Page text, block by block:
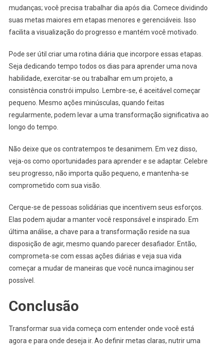
mudanças; você precisa trabalhar dia após dia. Comece dividindo
suas metas maiores em etapas menores e gerenciáveis. Isso
facilita a visualização do progresso e mantém você motivado.
Pode ser útil criar uma rotina diária que incorpore essas etapas.
Seja dedicando tempo todos os dias para aprender uma nova
habilidade, exercitar-se ou trabalhar em um projeto, a
consistência constrói impulso. Lembre-se, é aceitável começar
pequeno. Mesmo ações minúsculas, quando feitas
regularmente, podem levar a uma transformação significativa ao
longo do tempo.
Não deixe que os contratempos te desanimem. Em vez disso,
veja-os como oportunidades para aprender e se adaptar. Celebre
seu progresso, não importa quão pequeno, e mantenha-se
comprometido com sua visão.
Cerque-se de pessoas solidárias que incentivem seus esforços.
Elas podem ajudar a manter você responsável e inspirado. Em
última análise, a chave para a transformação reside na sua
disposição de agir, mesmo quando parecer desafiador. Então,
comprometa-se com essas ações diárias e veja sua vida
começar a mudar de maneiras que você nunca imaginou ser
possível.
Conclusão
Transformar sua vida começa com entender onde você está
agora e para onde deseja ir. Ao definir metas claras, nutrir uma